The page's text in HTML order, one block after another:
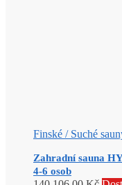
Finské / Suché
Zahradní sauna
4-6 osob